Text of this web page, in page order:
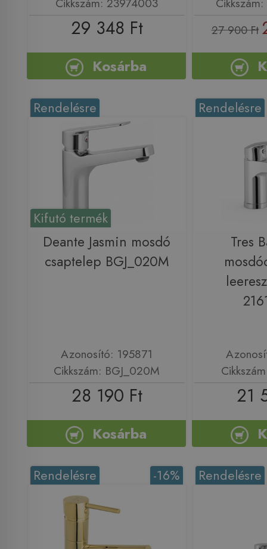
29 348 Ft
Kosárba
27 900 Ft
Kifutó termék
Rendelésre
Deante Jasmin mosdó
csaptelep BGJ_020M
Azonosító: 195871
Cikkszám: BGJ_020M
28 190 Ft
Kosárba
Rendelésre
Tres
21
-16%
Rendelésre Rendelésre